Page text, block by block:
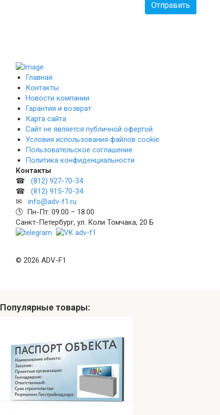
Отправить
Главная
Контакты
Новости компании
Гарантия и возврат
Карта сайта
Сайт не является публичной офертой
Условия использования файлов cookie
Пользовательское соглашение
Политика конфиденциальности
Контакты
☎ (812) 927-70-34
☎ (812) 915-70-34
✉ info@adv-f1.ru
🕓 Пн-Пт: 09:00 – 18:00
Санкт-Петербург, ул. Коли Томчака, 20 Б
© 2026 ADV-F1
Популярные товары: